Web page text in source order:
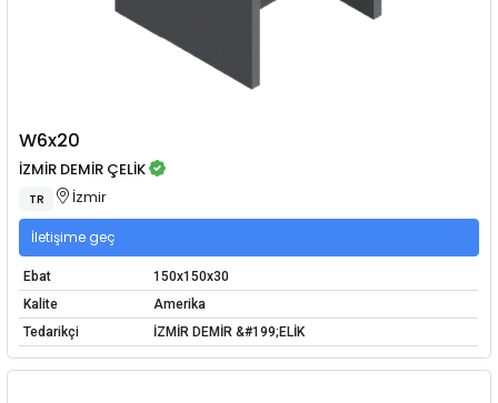
W6x20
İZMİR DEMİR ÇELİK
TR İzmir
İletişime geç
Ebat
150x150x30
Kalite
Amerika
Tedarikçi
İZMİR DEMİR &#199;ELİK